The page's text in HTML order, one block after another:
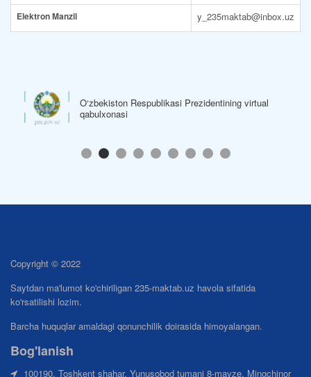
Elektron Manzil y_235maktab@inbox.uz
Respublikasi Prezidentining virtual
Copyright © 2022
Saytdan ma'lumot ko'chiriligan 235-maktab.uz havola sifatida
ko'rsatilishi lozim.
Barcha huquqlar amaldagi qonunchilik doirasida himoyalangan.
Bog'lanish
100190, Toshkent shahar, Yunusobod tumani 8-mavze, Mingchinor